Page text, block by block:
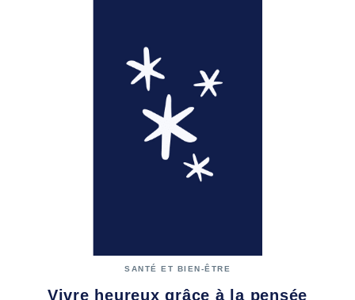
SANTÉ ET BIEN-ÊTRE
Vivre heureux grâce à la pensée